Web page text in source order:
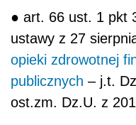
● art. 66 ust. 1 pkt
ustawy z 27
opieki zdrowotnej
publicznych – j.t.
ost.zm. Dz.U. z